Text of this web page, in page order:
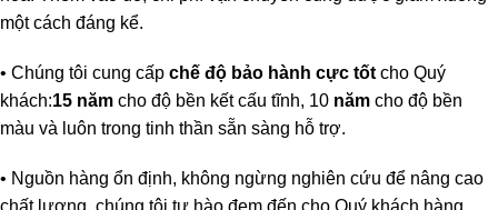
một cách đáng kể.
• Chúng tôi cung cấp chế độ bảo hành cực tốt cho Quý
khách:15 năm cho độ bền kết cấu tĩnh, 10 năm cho độ bền
màu và luôn trong tinh thần sẵn sàng hỗ trợ.
• Nguồn hàng ổn định, không ngừng nghiên cứu để nâng cao
chất lượng, chúng tôi tự hào đem đến cho Quý khách hàng